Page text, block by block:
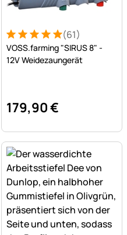
Bewertung: 5 von 5 (61
61 Bewertungen
(61)
VOSS.farming "SIRUS 8" -
12V Weidezaungerät
179,90€